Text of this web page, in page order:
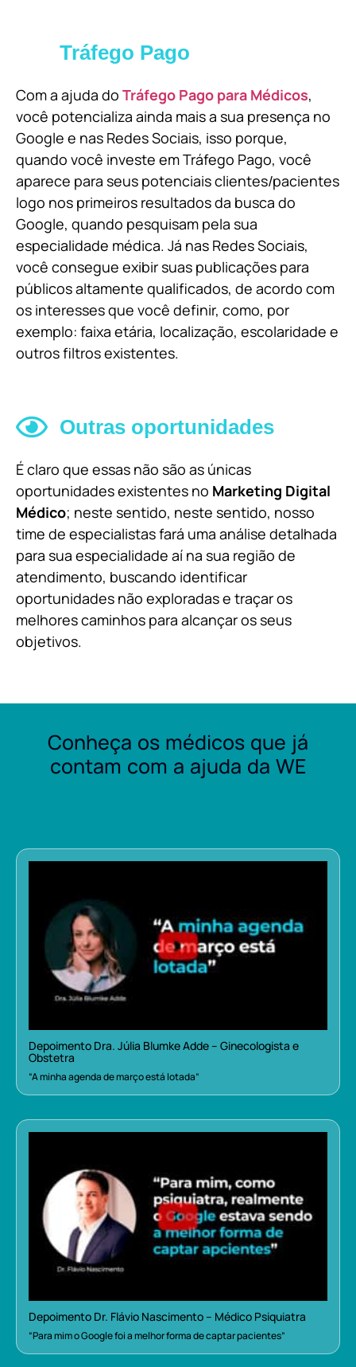
Tráfego Pago
Com a ajuda do Tráfego Pago para Médicos,
você potencializa ainda mais a sua presença no
Google e nas Redes Sociais, isso porque,
quando você investe em Tráfego Pago, você
aparece para seus potenciais clientes/pacientes
logo nos primeiros resultados da busca do
Google, quando pesquisam pela sua
especialidade médica. Já nas Redes Sociais,
você consegue exibir suas publicações para
públicos altamente qualificados, de acordo com
os interesses que você definir, como, por
exemplo: faixa etária, localização, escolaridade e
outros filtros existentes.
Outras oportunidades
É claro que essas não são as únicas
oportunidades existentes no Marketing Digital
Médico; neste sentido, neste sentido, nosso
time de especialistas fará uma análise detalhada
para sua especialidade aí na sua região de
atendimento, buscando identificar
oportunidades não exploradas e traçar os
melhores caminhos para alcançar os seus
objetivos.
Conheça os médicos que já
contam com a ajuda da WE
Depoimento Dra. Júlia Blumke Adde – Ginecologista e
Obstetra
“A minha agenda de março está lotada”
Depoimento Dr. Flávio Nascimento – Médico Psiquiatra
“Para mim o Google foi a melhor forma de captar pacientes”